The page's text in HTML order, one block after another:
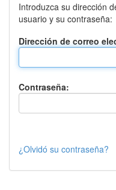
Introduzca su dirección
usuario y su contraseña:
Dirección de correo
Contraseña:
¿Olvidó su contraseña?